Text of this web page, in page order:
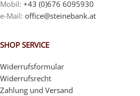
Mobil: +43 (0)676 6095930
e-Mail: office@steinebank.at
SHOP SERVICE
Widerrufsformular
Widerrufsrecht
Zahlung und Versand